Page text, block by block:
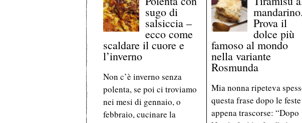
sugo di
salsiccia –
ecco come
scaldare il cuore e
l’inverno
Non c’è inverno senza
polenta, se poi ci troviamo
nei mesi di gennaio, o
febbraio, cucinare la
mandarino.
Prova il
dolce più
famoso al mondo
nella variante
Rosmunda
Mia nonna ripeteva
questa frase dopo le feste
appena trascorse: “Dopo